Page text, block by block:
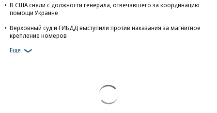
В США сняли с должности генерала, отвечавшего за координацию
помощи Украине
Верховный суд и ГИБДД выступили против наказания за магнитное
крепление номеров
Еще